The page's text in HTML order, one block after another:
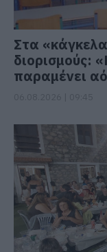
Στα
διορισμούς:
παραμένει